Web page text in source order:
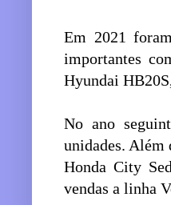
Em 2021
importantes
Hyundai
No ano
unidades. Além
Honda City
vendas a linha